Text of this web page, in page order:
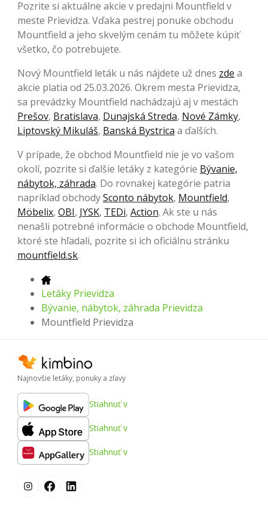
Pozrite si aktuálne akcie v predajni Mountfield v
meste Prievidza. Vďaka pestrej ponuke obchodu
Mountfield a jeho skvelým cenám tu môžete kúpiť
všetko, čo potrebujete.
Nový Mountfield leták u nás nájdete už dnes zde a
akcie platia od 25.03.2026. Okrem mesta Prievidza,
sa prevádzky Mountfield nachádzajú aj v mestách
Prešov, Bratislava, Dunajská Streda, Nové Zámky,
Liptovský Mikuláš, Banská Bystrica a ďalších.
V prípade, že obchod Mountfield nie je vo vašom
okolí, pozrite si ďalšie letáky z kategórie Bývanie,
nábytok, záhrada. Do rovnakej kategórie patria
napríklad obchodySconto nábytok, Mountfield,
Möbelix, OBI, JYSK, TEDi, Action. Ak ste u nás
nenašli potrebné informácie o obchode Mountfield,
ktoré ste hľadali, pozrite si ich oficiálnu stránku
mountfield.sk.
Letáky Prievidza
Bývanie, nábytok, záhrada Prievidza
Mountfield Prievidza
Najnovšie letáky, ponuky a zľavy
Stiahnuť v
Stiahnuť v
Stiahnuť v